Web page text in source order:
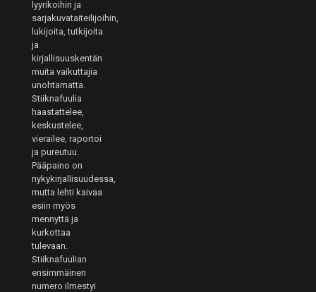
lyyrikoihin ja
sarjakuvataiteilijoihin,
lukijoita, tutkijoita
ja
kirjallisuuskentän
muita vaikuttajia
unohtamatta.
Stiiknafuulia
haastattelee,
keskustelee,
vierailee, raportoi
ja pureutuu.
Pääpaino on
nykykirjallisuudessa,
mutta lehti kaivaa
esiin myös
mennyttä ja
kurkottaa
tulevaan.
Stiiknafuulian
ensimmäinen
numero ilmestyi